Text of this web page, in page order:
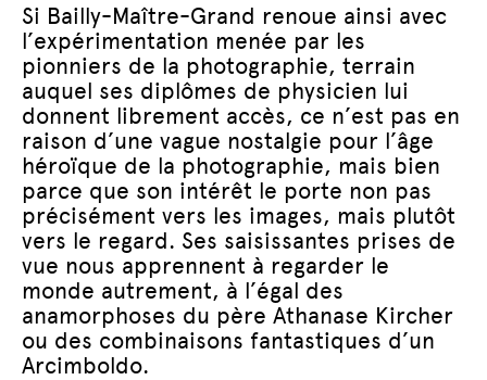
Si Bailly-Maître-Grand renoue ainsi avec
l’expérimentation menée par les
pionniers de la photographie, terrain
auquel ses diplômes de physicien lui
donnent librement accès, ce n’est pas en
raison d’une vague nostalgie pour l’âge
héroïque de la photographie, mais bien
parce que son intérêt le porte non pas
précisément vers les images, mais plutôt
vers le regard. Ses saisissantes prises de
vue nous apprennent à regarder le
monde autrement, à l’égal des
anamorphoses du père Athanase Kircher
ou des combinaisons fantastiques d’un
Arcimboldo.